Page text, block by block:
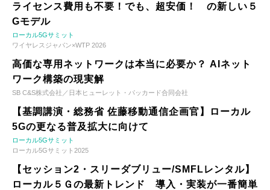
ライセンス費用も不要！でも、超安価！ の新しい５
Gモデル
ローカル5Gサミット
ワイヤレスジャパン×WTP 2026
高価な専用ネットワークは本当に必要か？ AIネット
ワーク構築の現実解
SB C&S株式会社／日本ヒューレット・パッカード合同会社
【基調講演・総務省 佐藤移動通信企画官】ローカル
5Gの更なる普及拡大に向けて
ローカル5Gサミット
ローカル5Gサミット2025
【セッション2・スリーダブリュー/SMFLレンタル】
ローカル５Ｇの最新トレンド 導入・実装が一番簡単